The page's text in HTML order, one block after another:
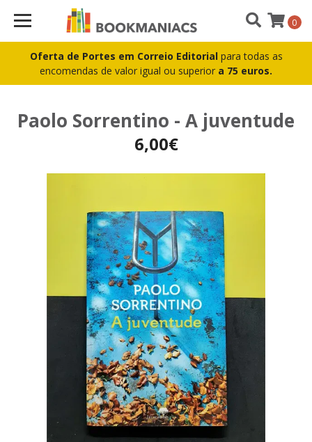
Oferta de Portes em Correio Editorial para todas as
encomendas de valor igual ou superior a 75 euros.
0
Paolo Sorrentino - A juventude
6,00€